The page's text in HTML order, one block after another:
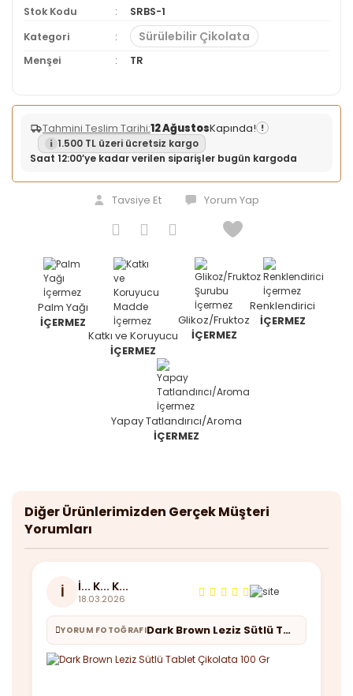
Stok Kodu
SRBS-1
Kategori
Sürülebilir Çikolata
Menşei TR
Tahmini Teslim Tarihi:12 AğustosKapında! !
1.500 TL üzeri ücretsiz kargo
Saat 12:00’ye kadar verilen siparişler bugün kargoda
Tavsiye Et Yorum Yap
Palm Yağı
İÇERMEZ
Katkı ve Koruyucu
İÇERMEZ
Glikoz/Fruktoz
İÇERMEZ
Renklendirici
İÇERMEZ
Yapay Tatlandırıcı/Aroma
İÇERMEZ
Diğer Ürünlerimizden Gerçek Müşteri
Yorumları
İ İ... K... K...
18.03.2026
YORUM FOTOĞRAFI Dark Brown Leziz Sütlü Tablet Çikolata 100 Gr